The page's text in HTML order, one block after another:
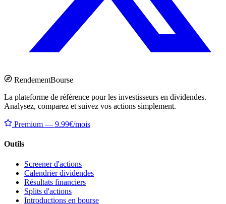
RendementBourse
La plateforme de référence pour les investisseurs en dividendes.
Analysez, comparez et suivez vos actions simplement.
Premium — 9.99€/mois
Outils
Screener d'actions
Calendrier dividendes
Résultats financiers
Splits d'actions
Introductions en bourse